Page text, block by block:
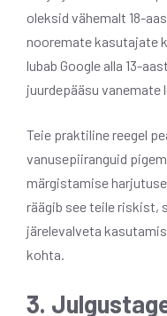
oleksid vähemalt 18-
nooremate kasutajate
lubab Google alla 13-
juurdepääsu vanemate
Teie praktiline reegel
vanusepiiranguid
märgistamise
räägib see teile riskist,
järelevalveta
kohta.
3.